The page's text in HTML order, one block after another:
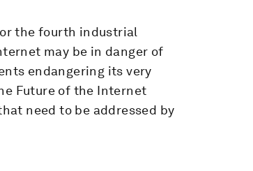
the fourth industrial
may be in danger of
endangering its very
Future of the Internet
need to be addressed by